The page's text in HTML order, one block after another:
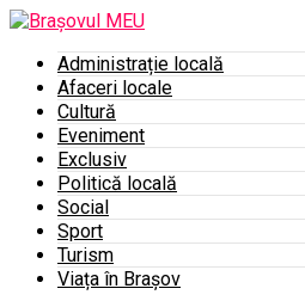
Administrație locală
Afaceri locale
Cultură
Eveniment
Exclusiv
Politică locală
Social
Sport
Turism
Viața în Brașov